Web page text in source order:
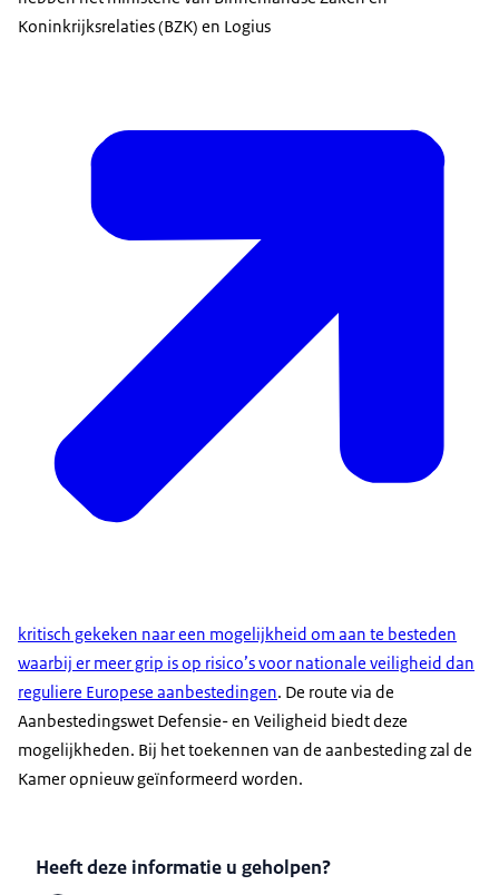
Koninkrijksrelaties (BZK) en Logius
kritisch gekeken naar een mogelijkheid om aan te besteden
waarbij er meer grip is op risico’s voor nationale veiligheid dan
reguliere Europese aanbestedingen. De route via de
Aanbestedingswet Defensie- en Veiligheid biedt deze
mogelijkheden. Bij het toekennen van de aanbesteding zal de
Kamer opnieuw geïnformeerd worden.
Heeft deze informatie u geholpen?